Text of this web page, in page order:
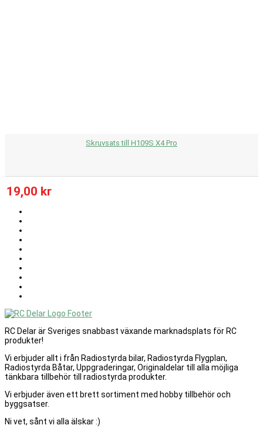
Skruvsats till H109S X4 Pro
19,00 kr
RC Delar är Sveriges snabbast växande marknadsplats för RC
produkter!
Vi erbjuder allt i från Radiostyrda bilar, Radiostyrda Flygplan,
Radiostyrda Båtar, Uppgraderingar, Originaldelar till alla möjliga
tänkbara tillbehör till radiostyrda produkter.
Vi erbjuder även ett brett sortiment med hobby tillbehör och
byggsatser.
Ni vet, sånt vi alla älskar :)